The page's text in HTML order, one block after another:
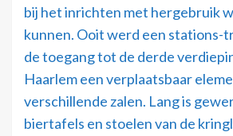
bij het inrichten met hergebruik
kunnen. Ooit werd een stations-
de toegang tot de derde
Haarlem een verplaatsbaar
verschillende zalen. Lang is
biertafels en stoelen van de